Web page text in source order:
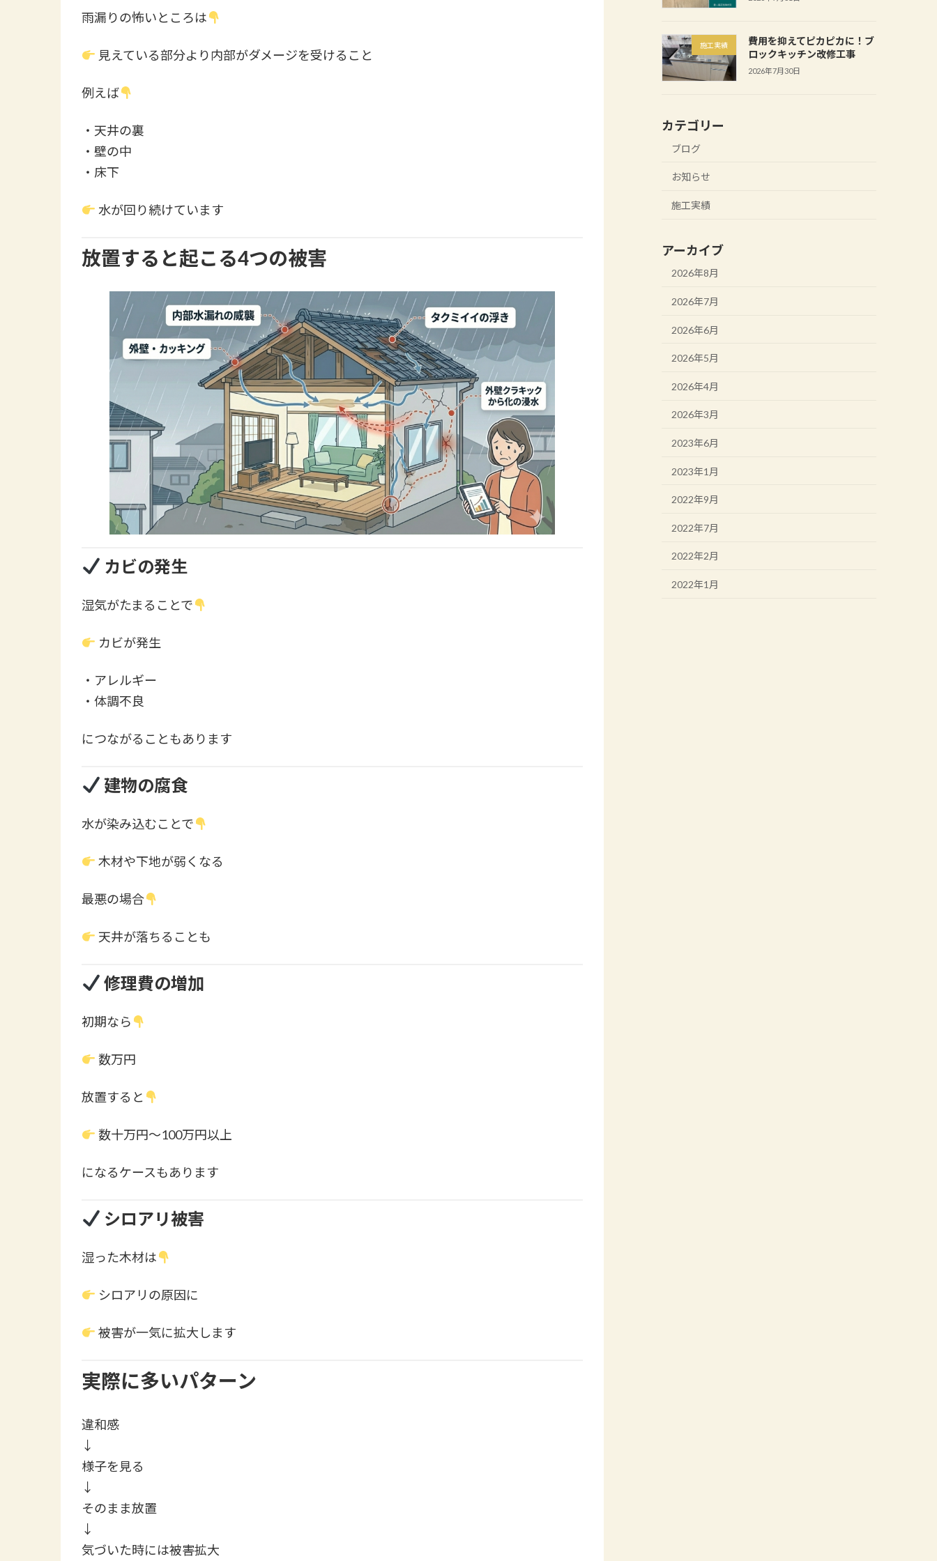
雨漏りの怖いところは
見えている部分より内部がダメージを受けること
例えば
・天井の裏
・壁の中
・床下
水が回り続けています
放置すると起こる4つの被害
カビの発生
湿気がたまることで
カビが発生
・アレルギー
・体調不良
につながることもあります
建物の腐食
水が染み込むことで
木材や下地が弱くなる
最悪の場合
天井が落ちることも
修理費の増加
初期なら
数万円
放置すると
数十万円〜100万円以上
になるケースもあります
シロアリ被害
湿った木材は
シロアリの原因に
被害が一気に拡大します
実際に多いパターン
違和感
↓
様子を見る
↓
そのまま放置
↓
気づいた時には被害拡大
施工実績
費用を抑えてピカピカに！ブ
ロックキッチン改修工事
2026年7月30日
カテゴリー
ブログ
お知らせ
施工実績
アーカイブ
2026年8月
2026年7月
2026年6月
2026年5月
2026年4月
2026年3月
2023年6月
2023年1月
2022年9月
2022年7月
2022年2月
2022年1月